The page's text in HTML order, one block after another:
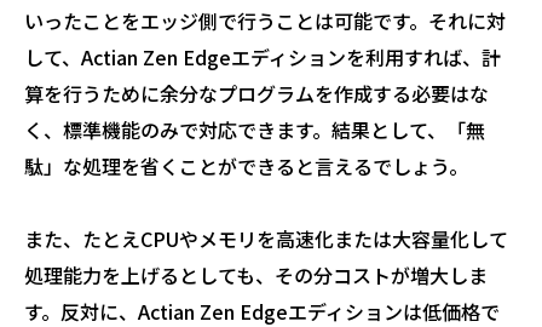
いったことをエッジ側で行うことは可能です。それに対
して、Actian Zen Edgeエディションを利用すれば、計
算を行うために余分なプログラムを作成する必要はな
く、標準機能のみで対応できます。結果として、「無
駄」な処理を省くことができると言えるでしょう。
また、たとえCPUやメモリを高速化または大容量化して
処理能力を上げるとしても、その分コストが増大しま
す。反対に、Actian Zen Edgeエディションは低価格で